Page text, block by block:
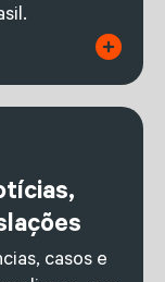
casos e